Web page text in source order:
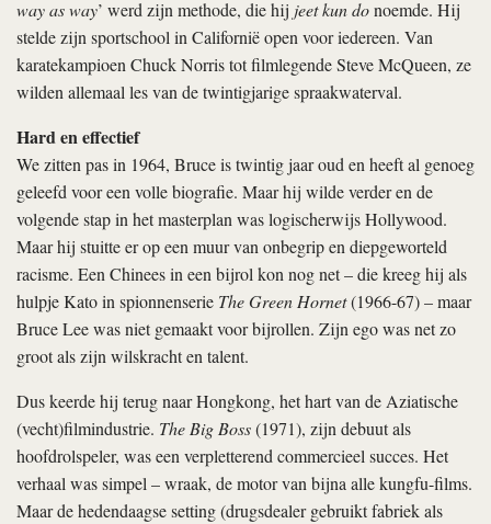
way as way’ werd zijn methode, die hij jeet kun donoemde. Hij
stelde zijn sportschool in Californië open voor iedereen. Van
karatekampioen Chuck Norris tot filmlegende Steve McQueen, ze
wilden allemaal les van de twintigjarige spraakwaterval.
Hard en effectief
We zitten pas in 1964, Bruce is twintig jaar oud en heeft al genoeg
geleefd voor een volle biografie. Maar hij wilde verder en de
volgende stap in het masterplan was logischerwijs Hollywood.
Maar hij stuitte er op een muur van onbegrip en diepgeworteld
racisme. Een Chinees in een bijrol kon nog net – die kreeg hij als
hulpje Kato in spionnenserie The Green Hornet(1966-67) – maar
Bruce Lee was niet gemaakt voor bijrollen. Zijn ego was net zo
groot als zijn wilskracht en talent.
Dus keerde hij terug naar Hongkong, het hart van de Aziatische
(vecht)filmindustrie. The Big Boss(1971), zijn debuut als
hoofdrolspeler, was een verpletterend commercieel succes. Het
verhaal was simpel – wraak, de motor van bijna alle kungfu-films.
Maar de hedendaagse setting (drugsdealer gebruikt fabriek als